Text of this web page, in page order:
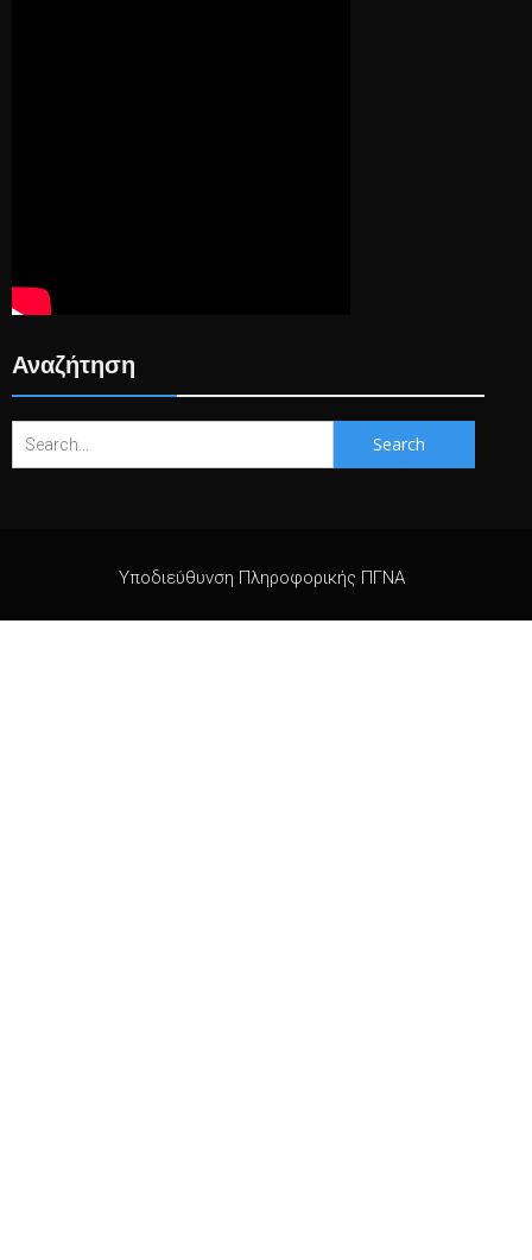
Αναζήτηση
for:
Υποδιεύθυνση Πληροφορικής ΠΓΝΑ